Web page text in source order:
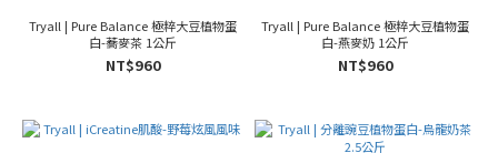
Tryall | Pure Balance 極粹大豆植物蛋
白-蕎麥茶 1公斤
NT$960
Tryall | Pure Balance 極粹大豆植物蛋
白-燕麥奶 1公斤
NT$960